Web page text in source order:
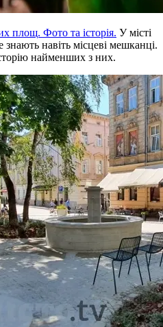
площ. Фото та історія. У місті
знають навіть місцеві мешканці.
найменших з них.